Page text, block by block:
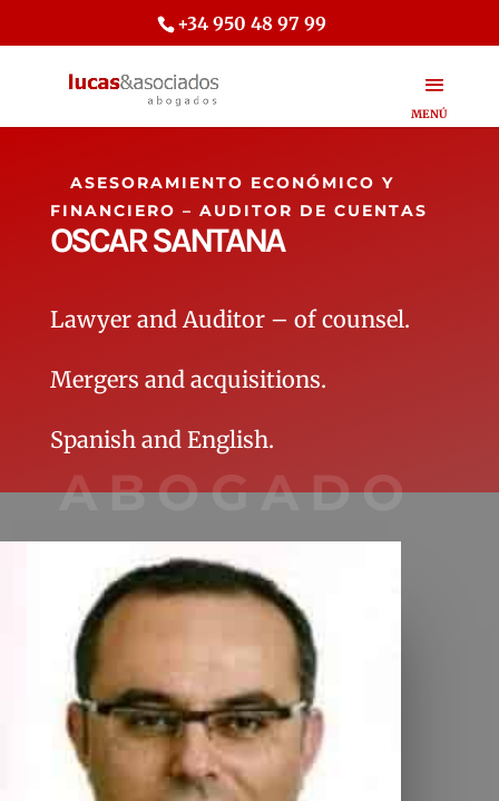
+34 950 48 97 99
ASESORAMIENTO ECONÓMICO Y
FINANCIERO – AUDITOR DE CUENTAS
OSCAR SANTANA
Lawyer and Auditor – of counsel.
Mergers and acquisitions.
Spanish and English.
ABOGADO